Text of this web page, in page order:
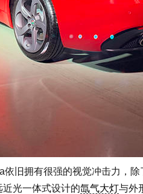
旧拥有很强的视觉冲击力，除
光一体式设计的氙气大灯与外